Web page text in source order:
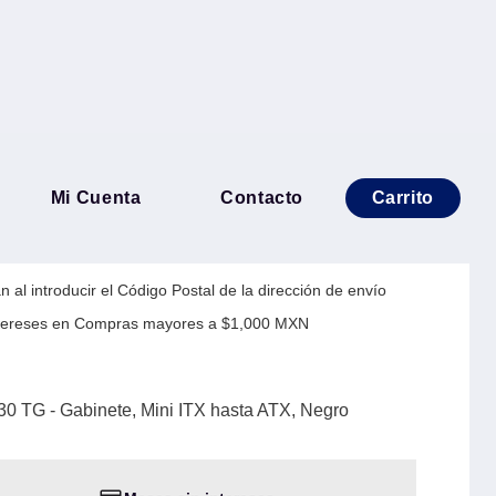
Mi Cuenta Contacto Carrito
H330 TG -
hasta ATX, Negro
al introducir el Código Postal de la dirección de envío
en Compras mayores a $1,000 MXN
TG - Gabinete, Mini ITX hasta ATX, Negro